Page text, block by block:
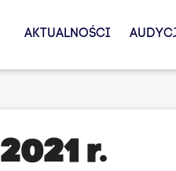
AKTUALNOŚCI
r.